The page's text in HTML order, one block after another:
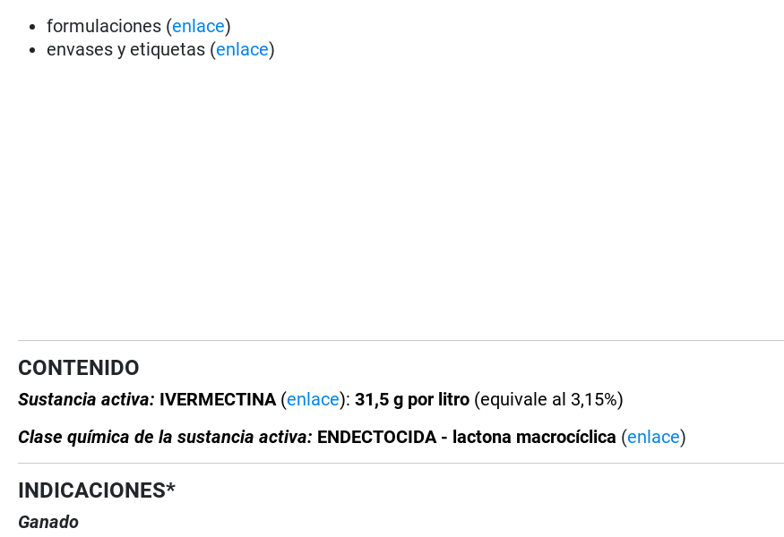
formulaciones (enlace)
envases y etiquetas (enlace)
CONTENIDO
Sustancia activa: IVERMECTINA (enlace):31,5 g por litro (equivale al 3,15%)
Clase química de la sustancia activa: ENDECTOCIDA - lactona macrocíclica (enlace)
INDICACIONES*
Ganado